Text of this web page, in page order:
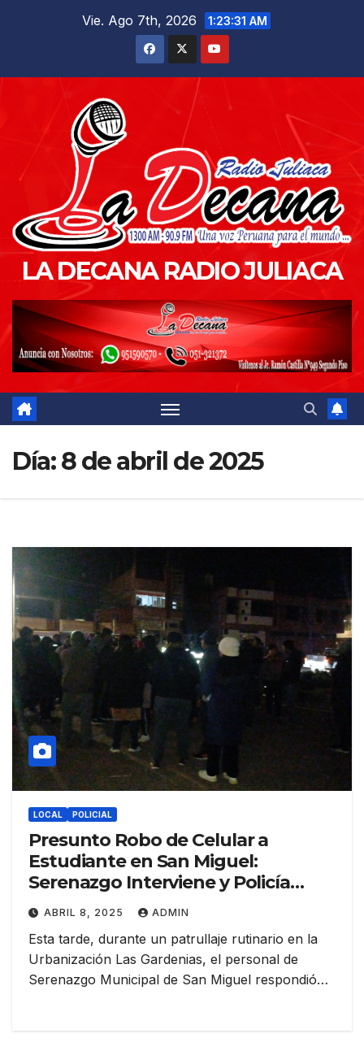
Vie. Ago 7th, 2026 1:23:33 AM
LA DECANA RADIO JULIACA
Día:8 de abril de 2025
LOCAL POLICIAL
Presunto Robo de Celular a
Estudiante en San Miguel:
Serenazgo Interviene y Policía
Nacional Inicia Investigación
ABRIL 8, 2025 ADMIN
Esta tarde, durante un patrullaje rutinario en la
Urbanización Las Gardenias, el personal de
Serenazgo Municipal de San Miguel respondió…